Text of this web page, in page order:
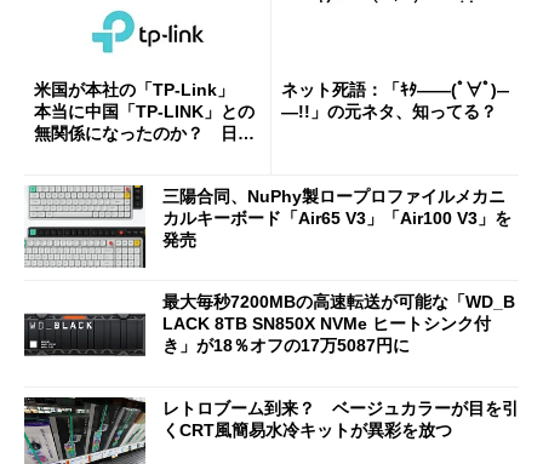
米国が本社の「TP-Link」
本当に中国「TP-LINK」との
無関係になったのか？ 日本
ネット死語：「ｷﾀ――(ﾟ∀ﾟ)―
―!!」の元ネタ、知ってる？
三陽合同、NuPhy製ロープロファイルメカニ
カルキーボード「Air65 V3」「Air100 V3」を
発売
最大毎秒7200MBの高速転送が可能な「WD_B
LACK 8TB SN850X NVMe ヒートシンク付
き」が18％オフの17万5087円に
レトロブーム到来？ ベージュカラーが目を引
くCRT風簡易水冷キットが異彩を放つ